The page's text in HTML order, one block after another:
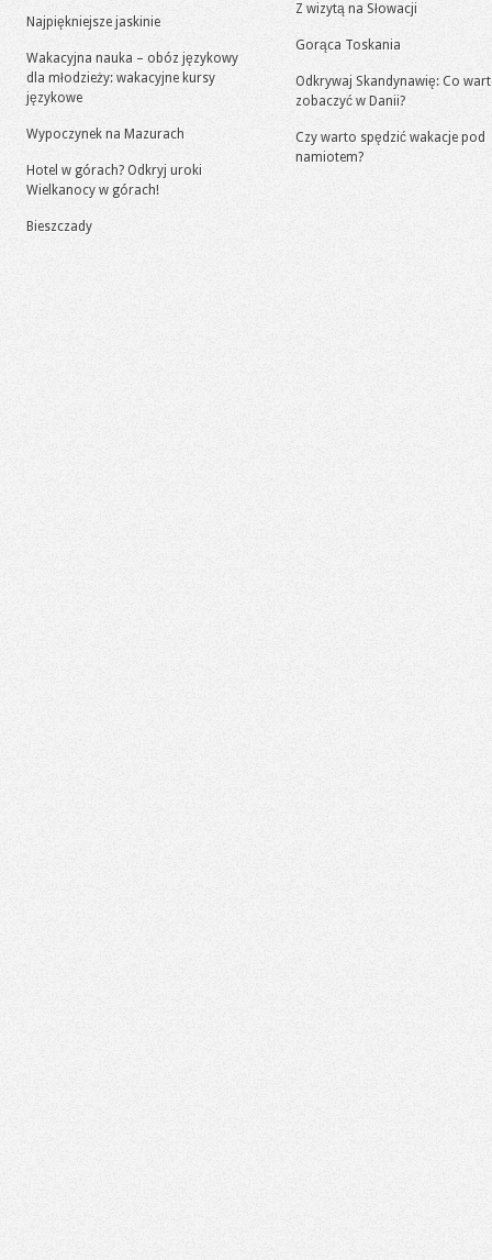
Najpiękniejsze jaskinie
Wakacyjna nauka – obóz językowy
dla młodzieży: wakacyjne kursy
językowe
Wypoczynek na Mazurach
Hotel w górach? Odkryj uroki
Wielkanocy w górach!
Bieszczady
Z wizytą na Słowacji
Gorąca Toskania
Odkrywaj Skandynawię: Co
zobaczyć w Danii?
Czy warto spędzić wakacje pod
namiotem?